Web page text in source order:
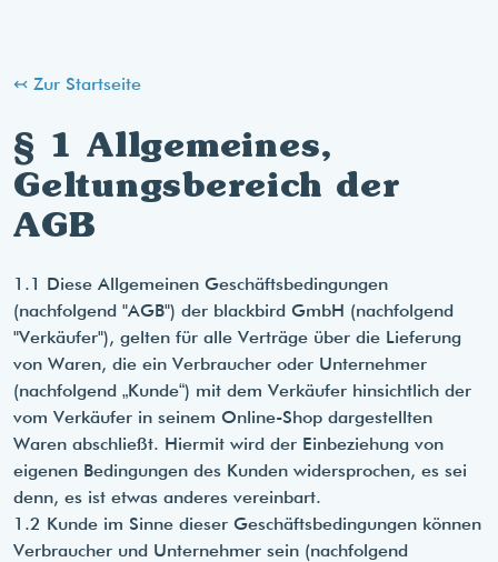
↢ Zur Startseite
§ 1 Allgemeines,
Geltungsbereich der
AGB
1.1 Diese Allgemeinen Geschäftsbedingungen
(nachfolgend "AGB") der blackbird GmbH (nachfolgend
"Verkäufer"), gelten für alle Verträge über die Lieferung
von Waren, die ein Verbraucher oder Unternehmer
(nachfolgend „Kunde“) mit dem Verkäufer hinsichtlich der
vom Verkäufer in seinem Online-Shop dargestellten
Waren abschließt. Hiermit wird der Einbeziehung von
eigenen Bedingungen des Kunden widersprochen, es sei
denn, es ist etwas anderes vereinbart.
1.2 Kunde im Sinne dieser Geschäftsbedingungen können
Verbraucher und Unternehmer sein (nachfolgend